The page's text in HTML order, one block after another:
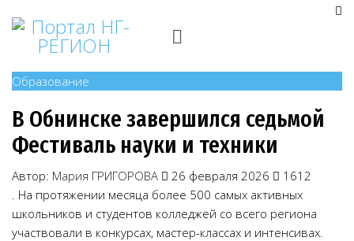
Образование
В Обнинске завершился седьмой
Фестиваль науки и техники
Автор: Мария ГРИГОРОВА 26 февраля 2026
1612
. На протяжении месяца более 500 самых активных
школьников и студентов колледжей со всего региона
участвовали в конкурсах, мастер-классах и интенсивах.